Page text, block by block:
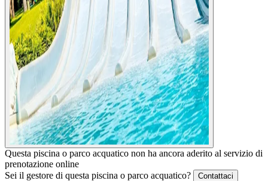
Questa piscina o parco acquatico non ha ancora aderito al servizio di
prenotazione online
Sei il gestore di questa piscina o parco acquatico?
Contattaci